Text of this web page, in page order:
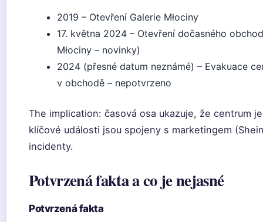
2019 – Otevření Galerie Młociny
17. května 2024 – Otevření dočasného
Młociny – novinky)
2024 (přesné datum neznámé) – Evakuace
v obchodě – nepotvrzeno
The implication: časová osa ukazuje, že centrum
klíčové události jsou spojeny s marketingem
incidenty.
Potvrzená fakta a co je nejasné
Potvrzená fakta